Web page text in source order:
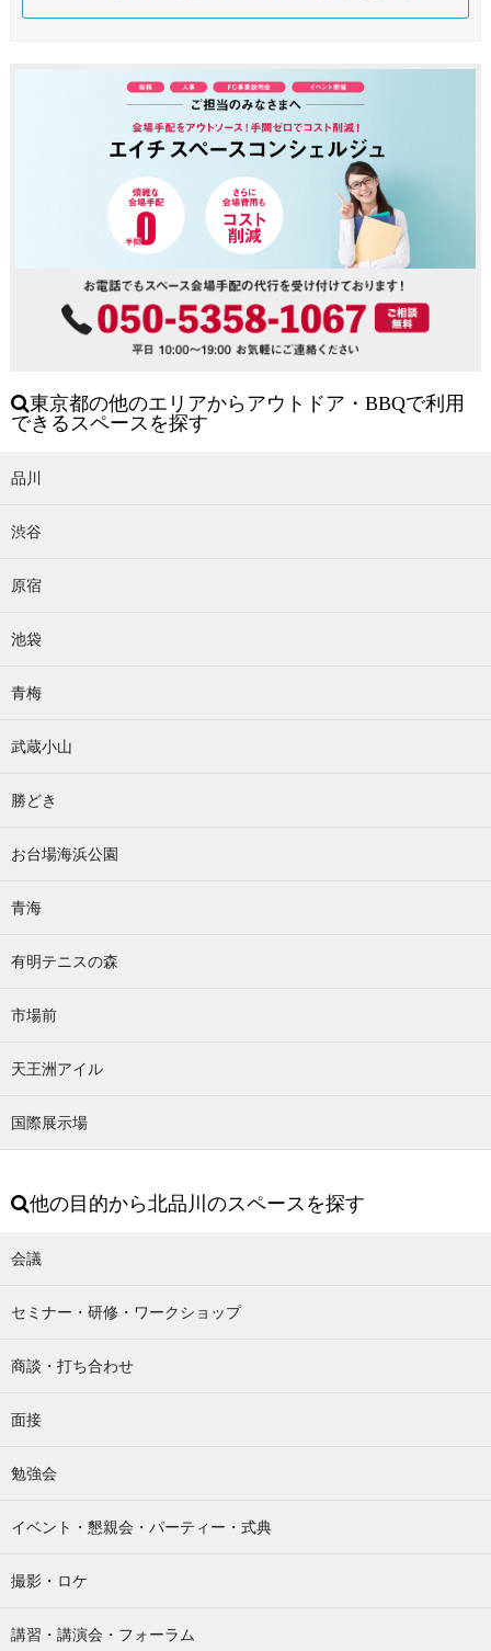
東京都の他のエリアからアウトドア・BBQで利用
できるスペースを探す
品川
渋谷
原宿
池袋
青梅
武蔵小山
勝どき
お台場海浜公園
青海
有明テニスの森
市場前
天王洲アイル
国際展示場
他の目的から北品川のスペースを探す
会議
セミナー・研修・ワークショップ
商談・打ち合わせ
面接
勉強会
イベント・懇親会・パーティー・式典
撮影・ロケ
講習・講演会・フォーラム